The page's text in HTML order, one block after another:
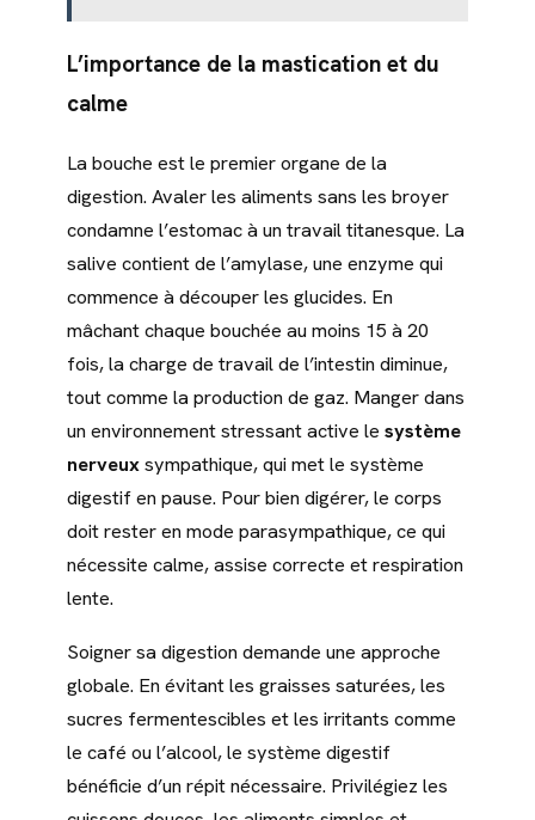
L’importance de la mastication et du
calme
La bouche est le premier organe de la
digestion. Avaler les aliments sans les broyer
condamne l’estomac à un travail titanesque. La
salive contient de l’amylase, une enzyme qui
commence à découper les glucides. En
mâchant chaque bouchée au moins 15 à 20
fois, la charge de travail de l’intestin diminue,
tout comme la production de gaz. Manger dans
un environnement stressant active le système
nerveuxsympathique, qui met le système
digestif en pause. Pour bien digérer, le corps
doit rester en mode parasympathique, ce qui
nécessite calme, assise correcte et respiration
lente.
Soigner sa digestion demande une approche
globale. En évitant les graisses saturées, les
sucres fermentescibles et les irritants comme
le café ou l’alcool, le système digestif
bénéficie d’un répit nécessaire. Privilégiez les